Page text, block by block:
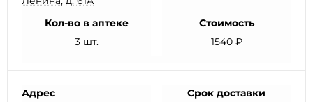
Кол-во в аптеке
3 шт.
Стоимость
1540 ₽
Адрес
Срок доставки